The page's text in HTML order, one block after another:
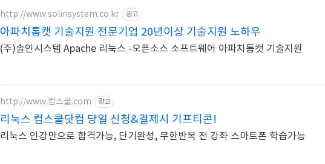
http://www.solinsystem.co.kr 광고
아파치톰캣 기술지원 전문기업 20년이상 기술지원 노하우
(주)솔인시스템 Apache 리눅스 -오픈소스 소프트웨어 아파치톰캣 기술지원
http://www.컴스쿨.com 광고
리눅스 컴스쿨닷컴 당일 신청&결제시 기프티콘!
리눅스 인강만으로 합격가능, 단기완성, 무한반복 전 강좌 스마트폰 학습가능